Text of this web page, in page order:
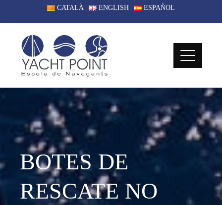
CATALÀ ENGLISH ESPAÑOL
BOTES DE
RESCATE NO